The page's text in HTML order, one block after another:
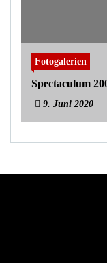
Fotogalerien
Spectaculum
9. Juni 2020